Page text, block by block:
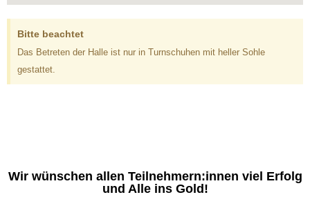
Bitte beachtet
Das Betreten der Halle ist nur in Turnschuhen mit heller Sohle
gestattet.
Wir wünschen allen Teilnehmern:innen viel Erfolg
und Alle ins Gold!